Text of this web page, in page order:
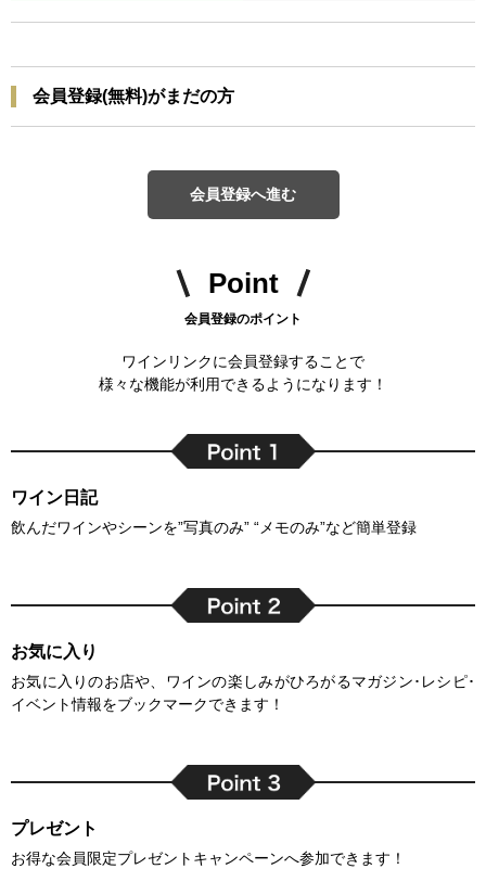
会員登録(無料)がまだの方
会員登録へ進む
Point
会員登録のポイント
ワインリンクに会員登録することで
様々な機能が利用できるようになります！
ワイン日記
飲んだワインやシーンを”写真のみ” “メモのみ”など簡単登録
お気に入り
お気に入りのお店や、ワインの楽しみがひろがるマガジン･レシピ･
イベント情報をブックマークできます！
プレゼント
お得な会員限定プレゼントキャンペーンへ参加できます！